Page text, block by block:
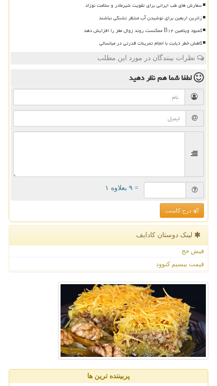
سفارش های طب ایرانی برای تقویت شیرمادر و سلامت نوزاد
زائرین اربعین برای نوشیدن آب منتظر تشنگی نباشند
کمبود ویتامین B۱۲ ممکنست روند زوال مغز را افزایش دهد
کاهش خطر دیابت با انجام تمرینات قدرتی در میانسالی
نظرات بینندگان در مورد این مطلب
لطفا شما همنظر دهید
= ۹ بعلاوه ۱
درج کامنت
لینک دوستان كادایف
فیش حج
قیمت بیسیم کنوود
پربیننده ترین ها